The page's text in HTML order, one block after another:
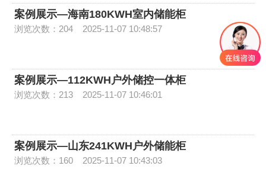
案例展示—海南180KWH室内储能柜
浏览次数：204 2025-11-07 10:48:57
案例展示—112KWH户外储控一体柜
浏览次数：213 2025-11-07 10:46:01
案例展示—山东241KWH户外储能柜
浏览次数：160 2025-11-07 10:43:03